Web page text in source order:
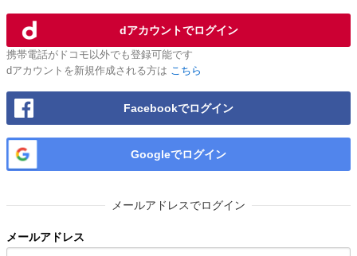
dアカウントでログイン
携帯電話がドコモ以外でも登録可能です
dアカウントを新規作成される方は こちら
Facebookでログイン
Googleでログイン
メールアドレスでログイン
メールアドレス